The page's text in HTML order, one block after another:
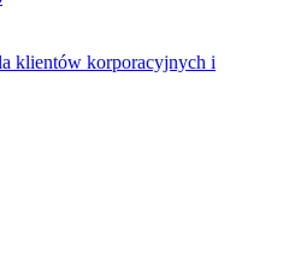
klientów korporacyjnych i